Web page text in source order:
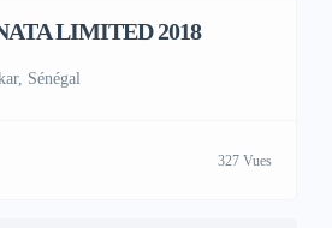
LIMITED 2018
Sénégal
327 Vues